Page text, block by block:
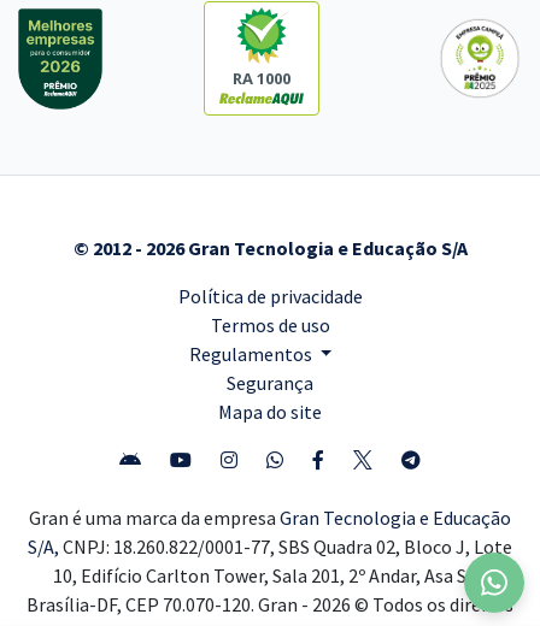
RA 1000
© 2012 - 2026 Gran Tecnologia e Educação S/A
Política de privacidade
Termos de uso
Regulamentos
Segurança
Mapa do site
Gran é uma marca da empresa Gran Tecnologia e Educação
S/A, CNPJ: 18.260.822/0001-77, SBS Quadra 02, Bloco J, Lote
10, Edifício Carlton Tower, Sala 201, 2º Andar, Asa Sul,
Brasília-DF, CEP 70.070-120. Gran - 2026 © Todos os direitos